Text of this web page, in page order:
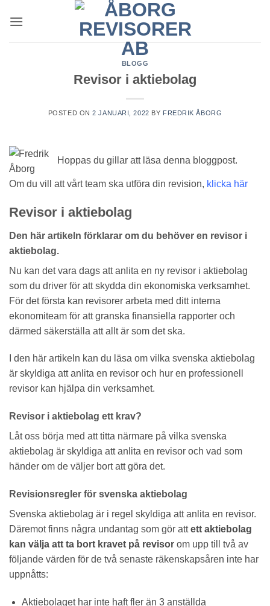
BLOGG
Revisor i aktiebolag
POSTED ON2 JANUARI, 2022 BY FREDRIK ÅBORG
Hoppas du gillar att läsa denna bloggpost.
Om du vill att vårt team ska utföra din revision, klicka här
Revisor i aktiebolag
Den här artikeln förklarar om du behöver en revisor i
aktiebolag.
Nu kan det vara dags att anlita en ny revisor i aktiebolag
som du driver för att skydda din ekonomiska verksamhet.
För det första kan revisorer arbeta med ditt interna
ekonomiteam för att granska finansiella rapporter och
därmed säkerställa att allt är som det ska.
I den här artikeln kan du läsa om vilka svenska aktiebolag
är skyldiga att anlita en revisor och hur en professionell
revisor kan hjälpa din verksamhet.
Revisor i aktiebolag ett krav?
Låt oss börja med att titta närmare på vilka svenska
aktiebolag är skyldiga att anlita en revisor och vad som
händer om de väljer bort att göra det.
Revisionsregler för svenska aktiebolag
Svenska aktiebolag är i regel skyldiga att anlita en revisor.
Däremot finns några undantag som gör attett aktiebolag
kan välja att ta bort kravet på revisor om upp till två av
följande värden för de två senaste räkenskapsåren inte har
uppnåtts:
Aktiebolaget har inte haft fler än 3 anställda